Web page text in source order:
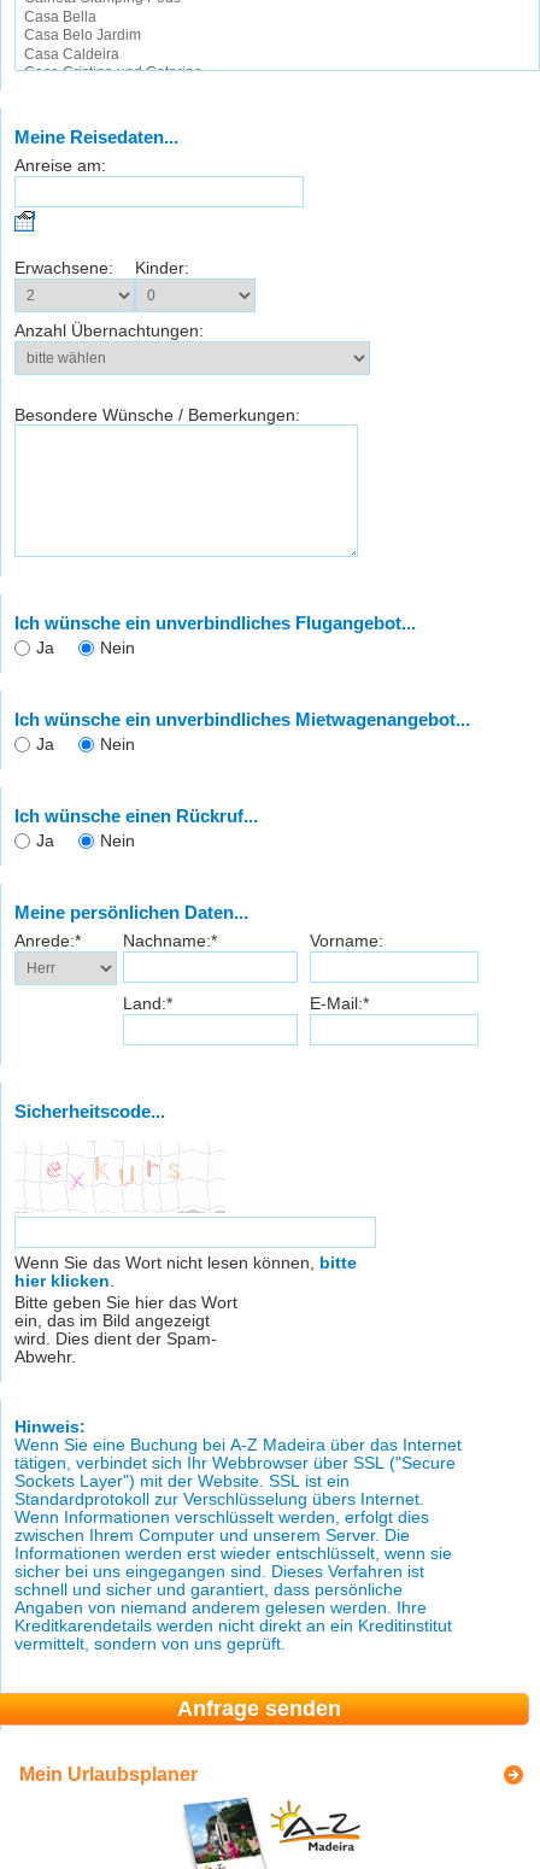
Meine Reisedaten...
Anreise am:
Erwachsene: Kinder:
Anzahl Übernachtungen:
Besondere Wünsche / Bemerkungen:
Ich wünsche ein unverbindliches Flugangebot...
Ja Nein
Ich wünsche ein unverbindliches Mietwagenangebot...
Ja Nein
Ich wünsche einen Rückruf...
Ja Nein
Meine persönlichen Daten...
Anrede:* Nachname:* Vorname:
Land:* E-Mail:*
Sicherheitscode...
Wenn Sie das Wort nicht lesen können,
bitte
hier klicken
Bitte geben Sie hier das Wort
ein, das im Bild angezeigt
wird. Dies dient der Spam-
Abwehr.
Hinweis:
Wenn Sie eine Buchung bei A-Z Madeira über das Internet
tätigen, verbindet sich Ihr Webbrowser über SSL ("Secure
Sockets Layer") mit der Website. SSL ist ein
Standardprotokoll zur Verschlüsselung übers Internet.
Wenn Informationen verschlüsselt werden, erfolgt dies
zwischen Ihrem Computer und unserem Server. Die
Informationen werden erst wieder entschlüsselt, wenn sie
sicher bei uns eingegangen sind. Dieses Verfahren ist
schnell und sicher und garantiert, dass persönliche
Angaben von niemand anderem gelesen werden. Ihre
Kreditkarendetails werden nicht direkt an ein Kreditinstitut
vermittelt, sondern von uns geprüft.
Mein Urlaubsplaner